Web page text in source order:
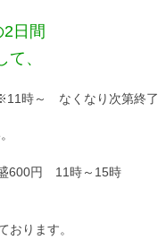
日間
、
時～ なくなり次第終了
600円 11時～15時
ります。